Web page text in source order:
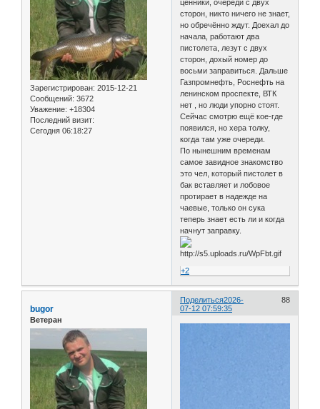
Зарегистрирован: 2015-12-21
Сообщений: 3672
Уважение: +18304
Последний визит:
Сегодня 06:18:27
ценники, очереди с двух
сторон, никто ничего не знает,
но обречённо ждут. Доехал до
начала, работают два
пистолета, лезут с двух
сторон, дохый номер до
восьми заправиться. Дальше
Газпромнефть, Роснефть на
ленинском проспекте, ВТК
нет , но люди упорно стоят.
Сейчас смотрю ещё кое-где
появился, но хера толку,
когда там уже очереди.
По нынешним временам
самое завидное знакомство
это чел, который пистолет в
бак вставляет и лобовое
протирает в надежде на
чаевые, только он сука
теперь знает есть ли и когда
начнут заправку.
+2
Поделиться 88
2026-
07-12 07:59:35
bugor
Ветеран